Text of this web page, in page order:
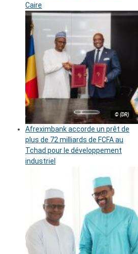
Caire
© (DR)
Afreximbank accorde un prêt de
plus de 72 milliards de FCFA au
Tchad pour le développement
industriel